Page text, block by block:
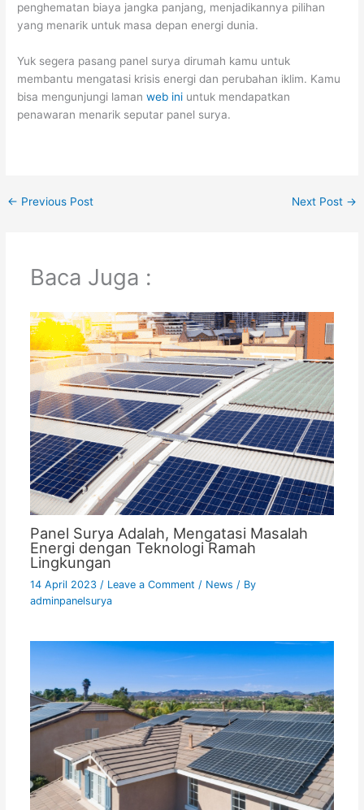
penghematan biaya jangka panjang, menjadikannya pilihan
yang menarik untuk masa depan energi dunia.
Yuk segera pasang panel surya dirumah kamu untuk
membantu mengatasi krisis energi dan perubahan iklim. Kamu
bisa mengunjungi lamanweb ini untuk mendapatkan
penawaran menarik seputar panel surya.
← Previous Post Next Post →
Baca Juga :
Panel Surya Adalah, Mengatasi Masalah
Energi dengan Teknologi Ramah
Lingkungan
14 April 2023 / Leave a Comment / News / By
adminpanelsurya